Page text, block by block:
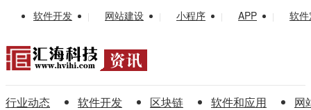
软件开发 | 网站建设 | 小程序 | APP | 软
行业动态 软件开发 区块链 软件和应用 网